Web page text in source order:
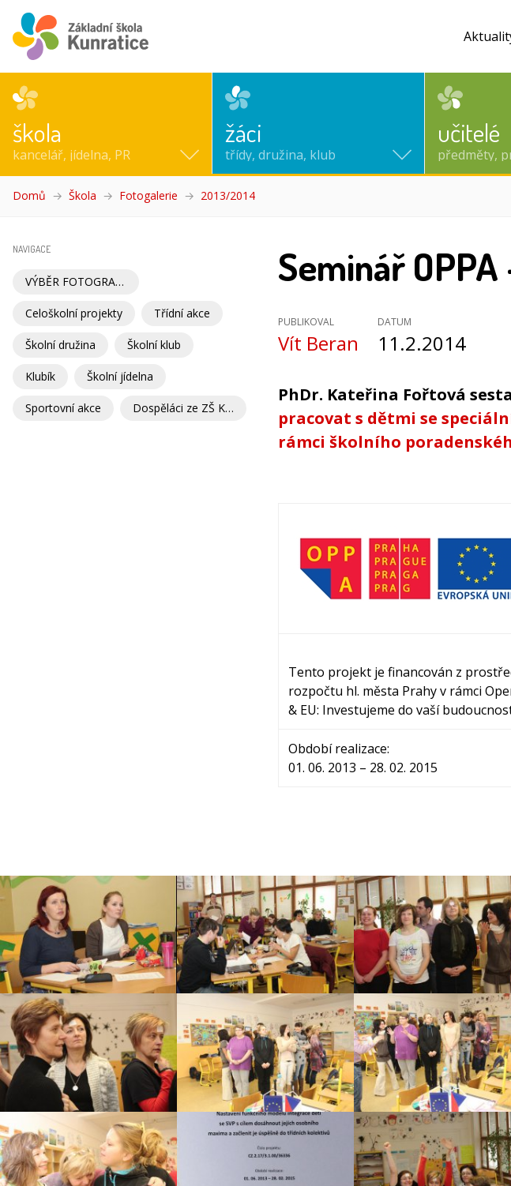
škola
kancelář, jídelna, PR
žáci
třídy, družina, klub
učitelé
předměty,
Domů Škola Fotogalerie 2013/2014
NAVIGACE
VÝBĚR FOTOGRAFIÍ
Celoškolní projekty Třídní akce
Školní družina Školní klub
Klubík Školní jídelna
Sportovní akce Dospěláci ze ZŠ Kunratice
Seminář OPPA
PUBLIKOVAL
Vít Beran
DATUM
11.2.2014
PhDr. Kateřina Fořtová
pracovat s dětmi se
rámci školního
Tento projekt je financován z
rozpočtu hl. města Prahy v rámci
& EU: Investujeme do vaší
Období realizace:
01. 06. 2013 – 28. 02. 2015